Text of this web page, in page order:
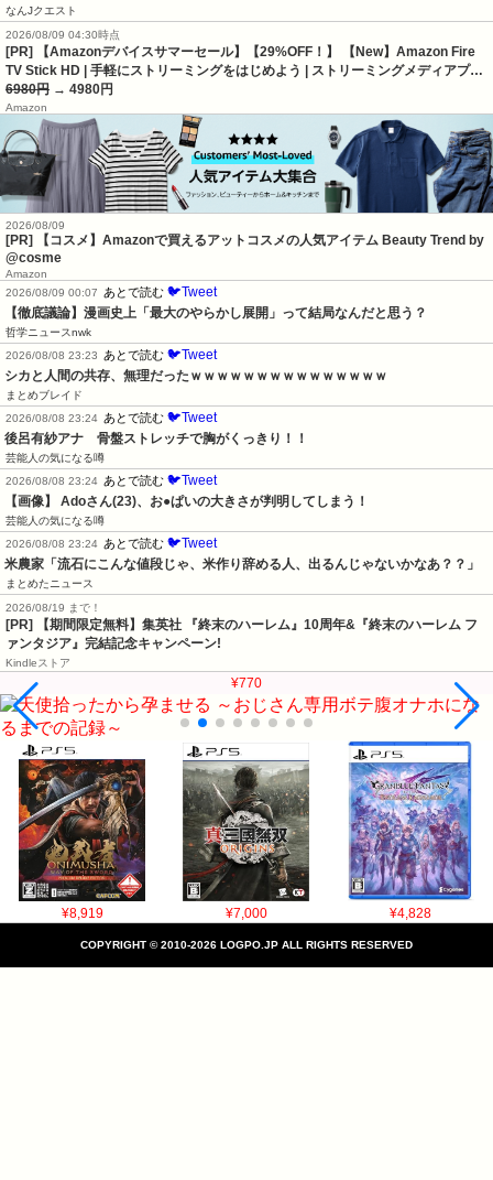
なんJクエスト
2026/08/09 04:30時点
[PR] 【Amazonデバイスサマーセール】【29%OFF！】 【New】Amazon Fire
TV Stick HD | 手軽にストリーミングをはじめよう | ストリーミングメディアプ…
6980円 → 4980円
Amazon
2026/08/09
[PR] 【コスメ】Amazonで買えるアットコスメの人気アイテム Beauty Trend by
@cosme
Amazon
2026/08/09 00:07
あとで読む 🐦Tweet
【徹底議論】漫画史上「最大のやらかし展開」って結局なんだと思う？
哲学ニュースnwk
2026/08/08 23:23
あとで読む 🐦Tweet
シカと人間の共存、無理だったｗｗｗｗｗｗｗｗｗｗｗｗｗｗｗ
まとめブレイド
2026/08/08 23:24 あとで読む 🐦Tweet
後呂有紗アナ　骨盤ストレッチで胸がくっきり！！
芸能人の気になる噂
2026/08/08 23:24 あとで読む 🐦Tweet
【画像】 Adoさん(23)、お●ぱいの大きさが判明してしまう！
芸能人の気になる噂
2026/08/08 23:24 あとで読む 🐦Tweet
米農家「流石にこんな値段じゃ、米作り辞める人、出るんじゃないかなあ？？」
まとめたニュース
2026/08/19 まで！
[PR] 【期間限定無料】集英社 『終末のハーレム』10周年&『終末のハーレム フ
ァンタジア』完結記念キャンペーン!
Kindleストア
¥770
¥8,919 ¥7,000 ¥4,828
COPYRIGHT © 2010-2026 LOGPO.JP ALL RIGHTS RESERVED